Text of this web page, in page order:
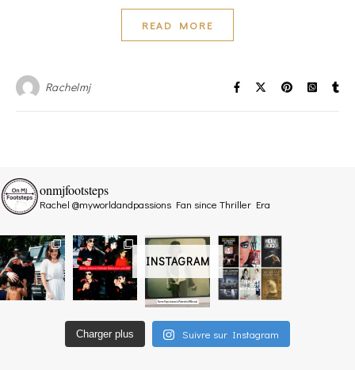
READ MORE
Rachelmj
INSTAGRAM
onmjfootsteps
Rachel @myworldandpassions Fan since Thriller Era
Charger plus Suivre sur Instagram